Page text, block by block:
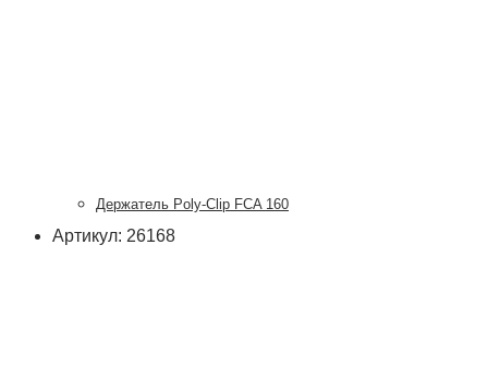
Держатель Poly-Clip FCA 160
Артикул: 26168